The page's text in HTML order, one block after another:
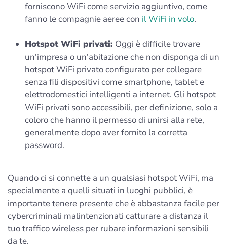
forniscono WiFi come servizio aggiuntivo, come
fanno le compagnie aeree con il WiFi in volo.
Hotspot WiFi privati: Oggi è difficile trovare
un'impresa o un'abitazione che non disponga di un
hotspot WiFi privato configurato per collegare
senza fili dispositivi come smartphone, tablet e
elettrodomestici intelligenti a internet. Gli hotspot
WiFi privati sono accessibili, per definizione, solo a
coloro che hanno il permesso di unirsi alla rete,
generalmente dopo aver fornito la corretta
password.
Quando ci si connette a un qualsiasi hotspot WiFi, ma
specialmente a quelli situati in luoghi pubblici, è
importante tenere presente che è abbastanza facile per
cybercriminali malintenzionati catturare a distanza il
tuo traffico wireless per rubare informazioni sensibili
da te.